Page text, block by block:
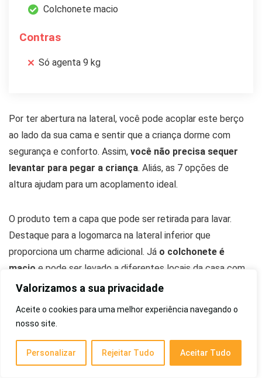
Valorizamos a sua privacidade
Aceite o cookies para uma melhor experiência navegando o
nosso site.
Personalizar Rejeitar Tudo Aceitar Tudo
Colchonete macio
Contras
Só agenta 9 kg
Por ter abertura na lateral, você pode acoplar este berço
ao lado da sua cama e sentir que a criança dorme com
segurança e conforto. Assim, você não precisa sequer
levantar para pegar a criança. Aliás, as 7 opções de
altura ajudam para um acoplamento ideal.
O produto tem a capa que pode ser retirada para lavar.
Destaque para a logomarca na lateral inferior que
proporciona um charme adicional. Já o colchonete é
macio e pode ser levado a diferentes locais da casa com
facilidade por ter rodinhas.
Tipo
Ajuste 7 opções de altura